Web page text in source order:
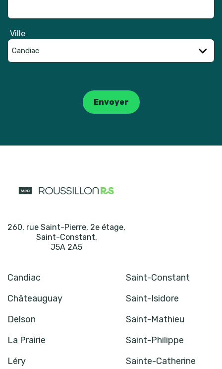
Ville
Envoyer
260, rue Saint-Pierre, 2e étage,
Saint-Constant,
J5A 2A5
Candiac
Saint-Constant
Châteauguay
Saint-Isidore
Delson
Saint-Mathieu
La Prairie
Saint-Philippe
Léry
Sainte-Catherine